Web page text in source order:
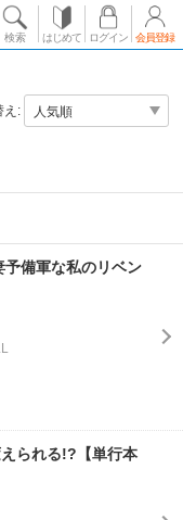
検索 はじめて ログイン 会員登録
え:
備軍な私のリベン
られる!?【単行本